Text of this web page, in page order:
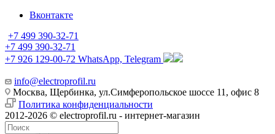
Вконтакте
+7 499 390-32-71
+7 499 390-32-71
+7 926 129-00-72 WhatsApp, Telegram
info@electroprofil.ru
Москва, Щербинка, ул.Симферопольское шоссе 11, офис 8
Политика конфиденциальности
2012-2026 © electroprofil.ru - интернет-магазин